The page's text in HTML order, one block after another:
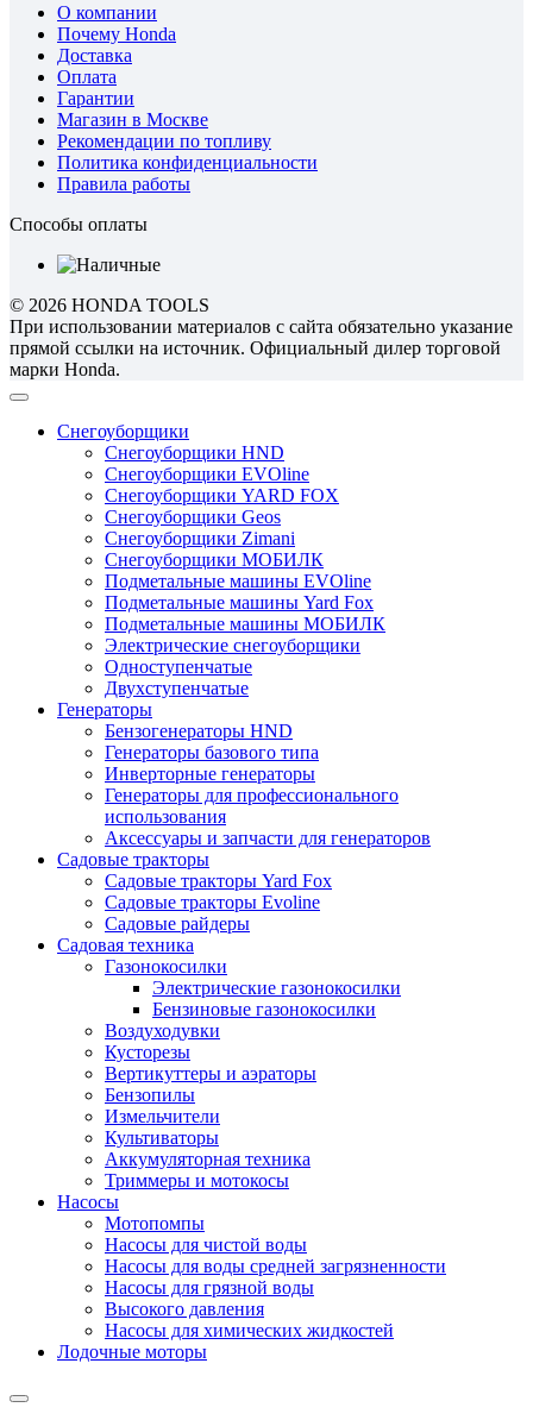
О компании
Почему Honda
Доставка
Оплата
Гарантии
Магазин в Москве
Рекомендации по топливу
Политика конфиденциальности
Правила работы
Способы оплаты
© 2026 HONDA TOOLS
При использовании материалов с сайта обязательно указание
прямой ссылки на источник. Официальный дилер торговой
марки Honda.
Снегоуборщики
Снегоуборщики HND
Снегоуборщики EVOline
Снегоуборщики YARD FOX
Снегоуборщики Geos
Снегоуборщики Zimani
Снегоуборщики МОБИЛК
Подметальные машины EVOline
Подметальные машины Yard Fox
Подметальные машины МОБИЛК
Электрические снегоуборщики
Одноступенчатые
Двухступенчатые
Генераторы
Бензогенераторы HND
Генераторы базового типа
Инверторные генераторы
Генераторы для профессионального
использования
Аксессуары и запчасти для генераторов
Садовые тракторы
Садовые тракторы Yard Fox
Садовые тракторы Evoline
Садовые райдеры
Садовая техника
Газонокосилки
Электрические газонокосилки
Бензиновые газонокосилки
Воздуходувки
Кусторезы
Вертикуттеры и аэраторы
Бензопилы
Измельчители
Культиваторы
Аккумуляторная техника
Триммеры и мотокосы
Насосы
Мотопомпы
Насосы для чистой воды
Насосы для воды средней загрязненности
Насосы для грязной воды
Высокого давления
Насосы для химических жидкостей
Лодочные моторы